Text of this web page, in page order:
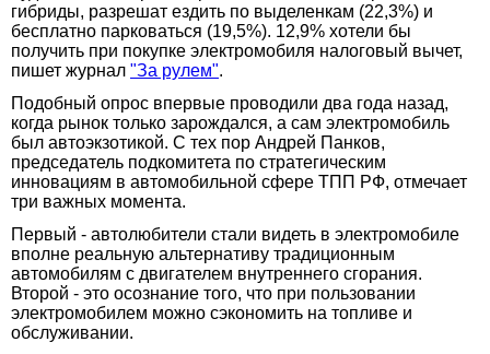
гибриды, разрешат ездить по выделенкам (22,3%) и
бесплатно парковаться (19,5%). 12,9% хотели бы
получить при покупке электромобиля налоговый вычет,
пишет журнал "За рулем".
Подобный опрос впервые проводили два года назад,
когда рынок только зарождался, а сам электромобиль
был автоэкзотикой. С тех пор Андрей Панков,
председатель подкомитета по стратегическим
инновациям в автомобильной сфере ТПП РФ, отмечает
три важных момента.
Первый - автолюбители стали видеть в электромобиле
вполне реальную альтернативу традиционным
автомобилям с двигателем внутреннего сгорания.
Второй - это осознание того, что при пользовании
электромобилем можно сэкономить на топливе и
обслуживании.